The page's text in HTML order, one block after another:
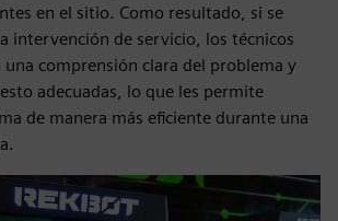
en el sitio. Como resultado, si se
intervención de servicio, los técnicos
una comprensión clara del problema y
adecuadas, lo que les permite
de manera más eficiente durante una